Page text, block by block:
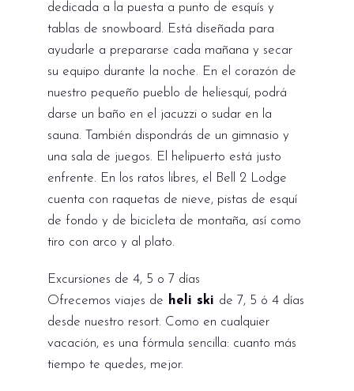
dedicada a la puesta a punto de esquís y
tablas de snowboard. Está diseñada para
ayudarle a prepararse cada mañana y secar
su equipo durante la noche. En el corazón de
nuestro pequeño pueblo de heliesquí, podrá
darse un baño en el jacuzzi o sudar en la
sauna. También dispondrás de un gimnasio y
una sala de juegos. El helipuerto está justo
enfrente. En los ratos libres, el Bell 2 Lodge
cuenta con raquetas de nieve, pistas de esquí
de fondo y de bicicleta de montaña, así como
tiro con arco y al plato.
Excursiones de 4, 5 o 7 días
Ofrecemos viajes de heli ski de 7, 5 ó 4 días
desde nuestro resort. Como en cualquier
vacación, es una fórmula sencilla: cuanto más
tiempo te quedes, mejor.